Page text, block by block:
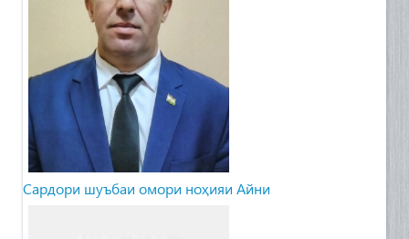
Сардори шуъбаи омори ноҳияи Айни